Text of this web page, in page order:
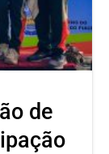
de